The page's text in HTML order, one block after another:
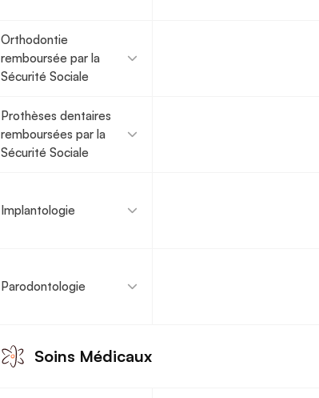
Orthodontie
remboursée par la
Sécurité Sociale
Prothèses dentaires
remboursées par la
Sécurité Sociale
Implantologie
Parodontologie
Soins Médicaux